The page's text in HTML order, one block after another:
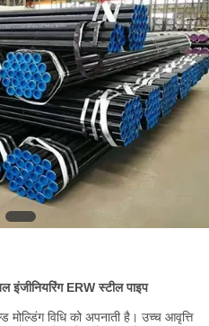
इंजीनियरिंग ERW स्टील पाइप
मोल्डिंग विधि को अपनाती है। उच्च आवृत्ति